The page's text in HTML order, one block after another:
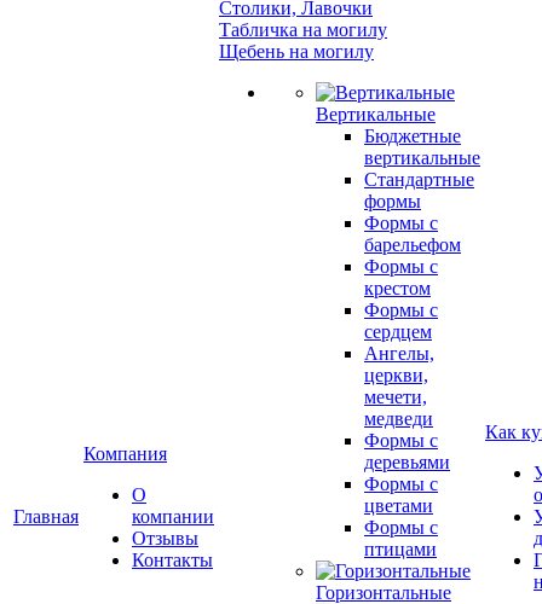
Главная
Компания
О
компании
Отзывы
Контакты
Столики, Лавочки
Табличка на могилу
Щебень на могилу
Вертикальные
Бюджетные
вертикальные
Стандартные
формы
Формы с
барельефом
Формы с
крестом
Формы с
сердцем
Ангелы,
церкви,
мечети,
медведи
Формы с
деревьями
Формы с
цветами
Формы с
птицами
Горизонтальные
Как